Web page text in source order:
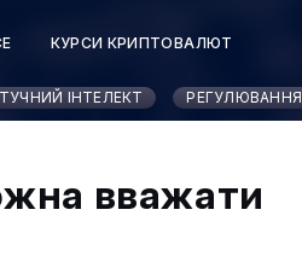
КУРСИ КРИПТОВАЛЮТ
ІНТЕЛЕКТ РЕГУЛЮВАННЯ
вважати